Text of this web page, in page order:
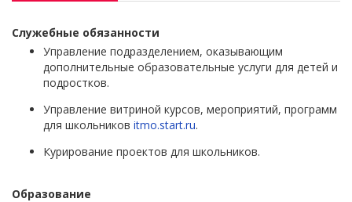
Служебные обязанности
Управление подразделением, оказывающим
дополнительные образовательные услуги для детей и
подростков.
Управление витриной курсов, мероприятий, программ
для школьников itmo.start.ru.
Курирование проектов для школьников.
Образование